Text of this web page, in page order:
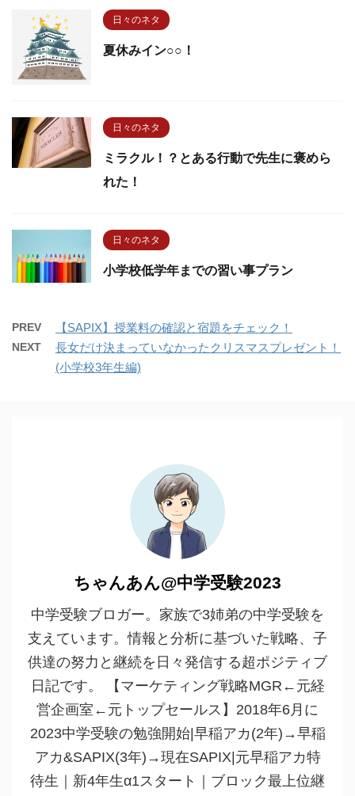
日々のネタ
夏休みイン○○！
日々のネタ
ミラクル！？とある行動で先生に褒めら
れた！
日々のネタ
小学校低学年までの習い事プラン
PREV 【SAPIX】授業料の確認と宿題をチェック！
NEXT
長女だけ決まっていなかったクリスマスプレゼント！
(小学校3年生編)
ちゃんあん@中学受験2023
中学受験ブロガー。家族で3姉弟の中学受験を
支えています。情報と分析に基づいた戦略、子
供達の努力と継続を日々発信する超ポジティブ
日記です。 【マーケティング戦略MGR←元経
営企画室←元トップセールス】2018年6月に
2023中学受験の勉強開始|早稲アカ(2年)→早稲
アカ&SAPIX(3年)→現在SAPIX|元早稲アカ特
待生｜新4年生α1スタート｜ブロック最上位継